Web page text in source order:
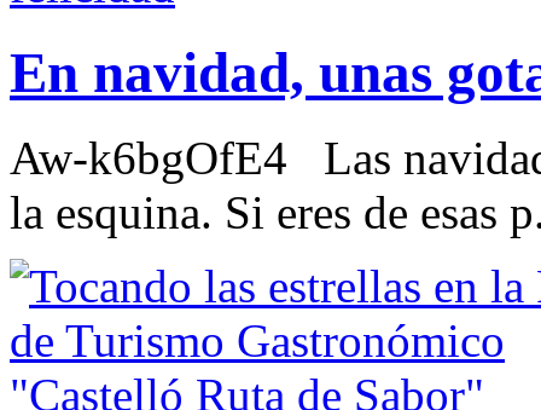
En navidad, unas
Aw-k6bgOfE4 Las
la esquina. Si eres de esas